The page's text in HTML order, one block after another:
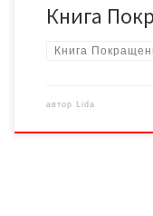
Книга
Книга
автор Lida